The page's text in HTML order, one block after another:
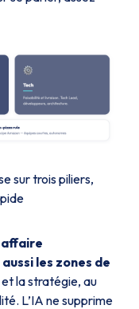
sur trois piliers,
affaire
les zones de
et la stratégie, au
L’IA ne supprime